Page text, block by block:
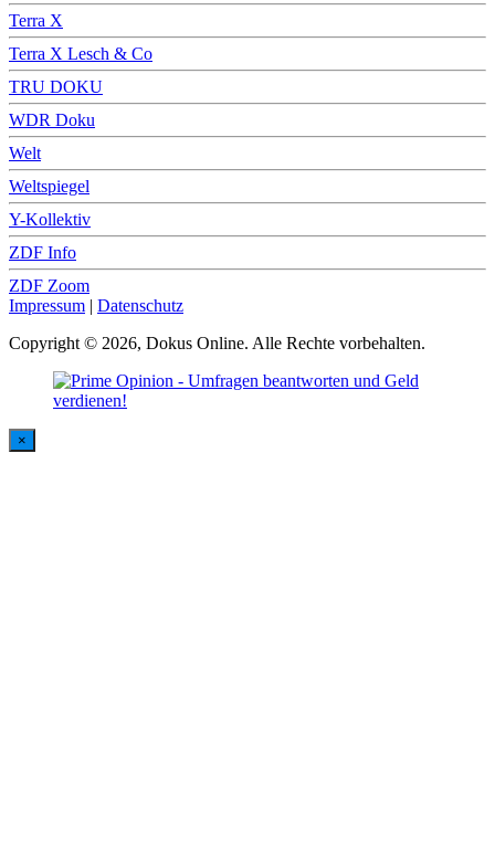
Terra X
Terra X Lesch & Co
TRU DOKU
WDR Doku
Welt
Weltspiegel
Y-Kollektiv
ZDF Info
ZDF Zoom
Impressum | Datenschutz
Copyright © 2026, Dokus Online. Alle Rechte vorbehalten.
×